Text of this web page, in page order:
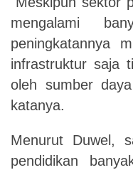
mengalami
peningkatannya
infrastruktur saja
oleh sumber
katanya.
Menurut Duwel,
pendidikan